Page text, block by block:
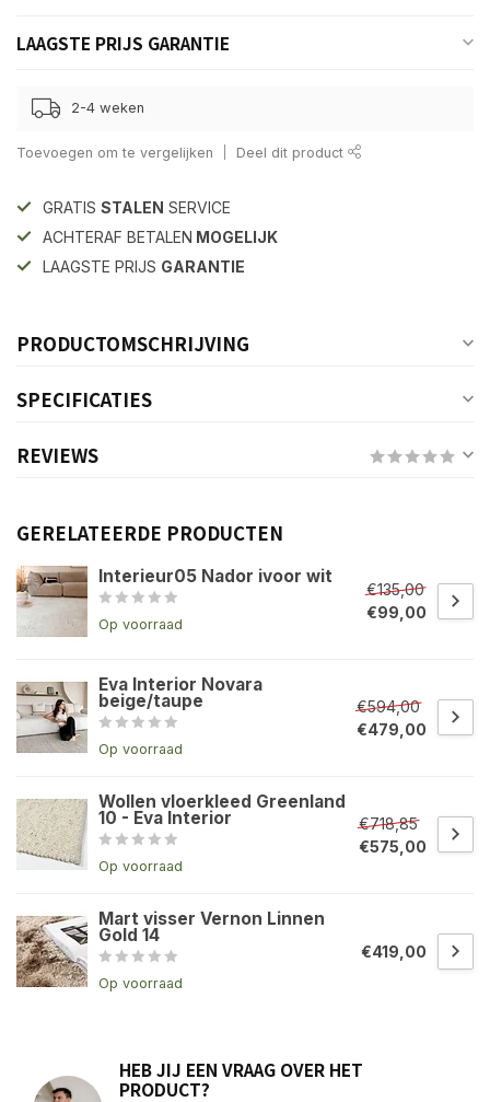
LAAGSTE PRIJS GARANTIE
2-4 weken
Toevoegen om te vergelijken Deel dit product
GRATIS STALEN SERVICE
ACHTERAF BETALEN MOGELIJK
LAAGSTE PRIJS GARANTIE
PRODUCTOMSCHRIJVING
SPECIFICATIES
REVIEWS
GERELATEERDE PRODUCTEN
Interieur05 Nador ivoor wit
Op voorraad
€135,00
€99,00
Eva Interior Novara
beige/taupe
Op voorraad
€594,00
€479,00
Wollen vloerkleed Greenland
10 - Eva Interior
Op voorraad
€718,85
€575,00
Mart visser Vernon Linnen
Gold 14
Op voorraad
€419,00
HEB JIJ EEN VRAAG OVER HET
PRODUCT?